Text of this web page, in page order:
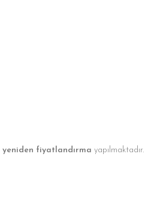
yeniden fiyatlandırma yapılmaktadır.